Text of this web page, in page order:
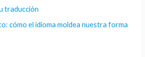
traducción
cómo el idioma moldea nuestra forma